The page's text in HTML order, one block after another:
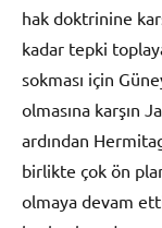
hak doktrinine
kadar tepki
sokması için
olmasına karşın
ardından
birlikte çok ön
olmaya devam